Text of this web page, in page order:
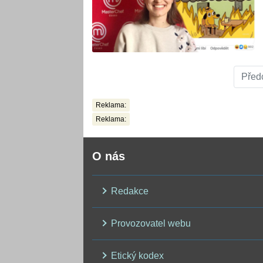
Reklama:
Reklama:
O nás
Redakce
Provozovatel webu
Etický kodex